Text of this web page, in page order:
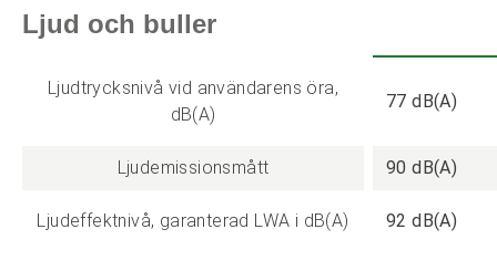
Ljud och buller
Ljudtrycksnivå vid användarens öra,
dB(A)
77 dB(A)
Ljudemissionsmått 90 dB(A)
Ljudeffektnivå, garanterad LWA i dB(A) 92 dB(A)